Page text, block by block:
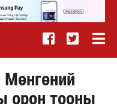
орон тооны